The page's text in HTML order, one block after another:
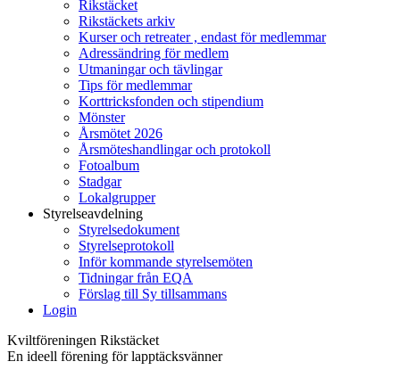
Rikstäcket
Rikstäckets arkiv
Kurser och retreater , endast för medlemmar
Adressändring för medlem
Utmaningar och tävlingar
Tips för medlemmar
Korttricksfonden och stipendium
Mönster
Årsmötet 2026
Årsmöteshandlingar och protokoll
Fotoalbum
Stadgar
Lokalgrupper
Styrelseavdelning
Styrelsedokument
Styrelseprotokoll
Inför kommande styrelsemöten
Tidningar från EQA
Förslag till Sy tillsammans
Login
Kviltföreningen Rikstäcket
En ideell förening för lapptäcksvänner